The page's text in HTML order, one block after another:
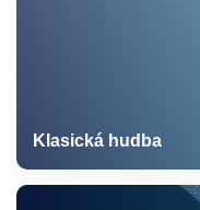
Klasická hudba